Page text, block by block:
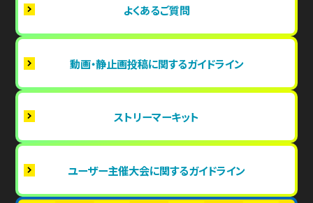
よくあるご質問
動画・静止画投稿に関するガイドライン
ストリーマーキット
ユーザー主催大会に関するガイドライン